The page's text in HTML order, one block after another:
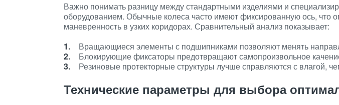
Важно понимать разницу между стандартными изделиями и
оборудованием. Обычные колеса часто имеют фиксированную ось, что
маневренность в узких коридорах. Сравнительный анализ показывает:
Вращающиеся элементы с подшипниками позволяют менять
Блокирующие фиксаторы предотвращают самопроизвольное
Резиновые протекторные структуры лучше справляются с влагой,
Технические параметры для выбора